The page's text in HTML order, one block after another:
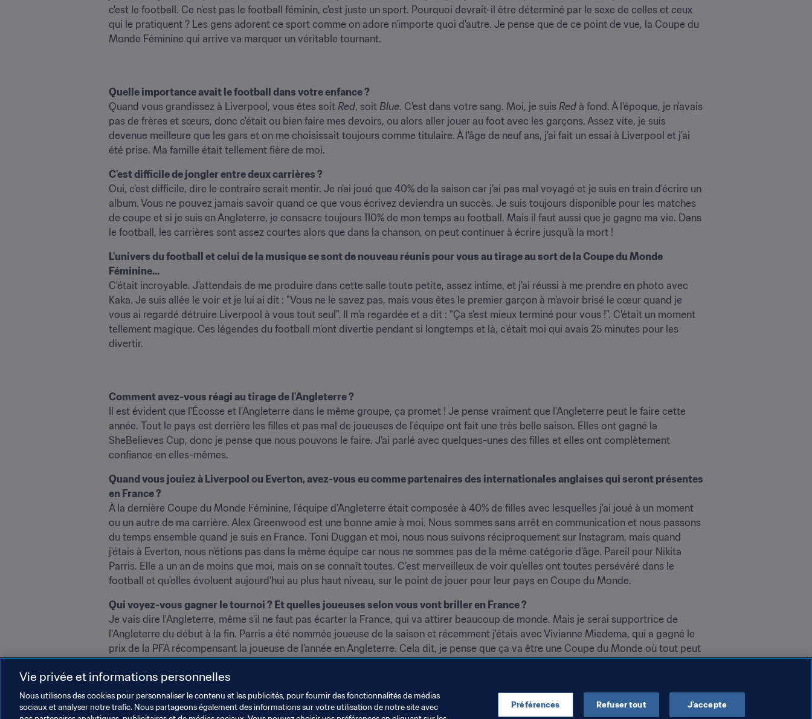
c'est le football. Ce n'est pas le football féminin, c'est juste un sport. Pourquoi devrait-il être déterminé par le sexe de celles et ceux
qui le pratiquent ? Les gens adorent ce sport comme on adore n'importe quoi d'autre. Je pense que de ce point de vue, la Coupe du
Monde Féminine qui arrive va marquer un véritable tournant.
Quelle importance avait le football dans votre enfance ?
Quand vous grandissez à Liverpool, vous êtes soit Red, soit Blue. C'est dans votre sang. Moi, je suis Red à fond. À l'époque, je n'avais
pas de frères et sœurs, donc c'était ou bien faire mes devoirs, ou alors aller jouer au foot avec les garçons. Assez vite, je suis
devenue meilleure que les gars et on me choisissait toujours comme titulaire. À l'âge de neuf ans, j'ai fait un essai à Liverpool et j'ai
été prise. Ma famille était tellement fière de moi.
C'est difficile de jongler entre deux carrières ?
Oui, c'est difficile, dire le contraire serait mentir. Je n'ai joué que 40% de la saison car j'ai pas mal voyagé et je suis en train d'écrire un
album. Vous ne pouvez jamais savoir quand ce que vous écrivez deviendra un succès. Je suis toujours disponible pour les matches
de coupe et si je suis en Angleterre, je consacre toujours 110% de mon temps au football. Mais il faut aussi que je gagne ma vie. Dans
le football, les carrières sont assez courtes alors que dans la chanson, on peut continuer à écrire jusqu'à la mort !
L'univers du football et celui de la musique se sont de nouveau réunis pour vous au tirage au sort de la Coupe du Monde
Féminine...
C'était incroyable. J'attendais de me produire dans cette salle toute petite, assez intime, et j'ai réussi à me prendre en photo avec
Kaka. Je suis allée le voir et je lui ai dit : "Vous ne le savez pas, mais vous êtes le premier garçon à m'avoir brisé le cœur quand je
vous ai regardé détruire Liverpool à vous tout seul". Il m'a regardée et a dit : "Ça s'est mieux terminé pour vous !". C'était un moment
tellement magique. Ces légendes du football m'ont divertie pendant si longtemps et là, c'était moi qui avais 25 minutes pour les
divertir.
Comment avez-vous réagi au tirage de l'Angleterre ?
Il est évident que l'Écosse et l'Angleterre dans le même groupe, ça promet ! Je pense vraiment que l'Angleterre peut le faire cette
année. Tout le pays est derrière les filles et pas mal de joueuses de l'équipe ont fait une très belle saison. Elles ont gagné la
SheBelieves Cup, donc je pense que nous pouvons le faire. J'ai parlé avec quelques-unes des filles et elles ont complètement
confiance en elles-mêmes.
Quand vous jouiez à Liverpool ou Everton, avez-vous eu comme partenaires des internationales anglaises qui seront présentes
en France ?
À la dernière Coupe du Monde Féminine, l'équipe d'Angleterre était composée à 40% de filles avec lesquelles j'ai joué à un moment
ou un autre de ma carrière. Alex Greenwood est une bonne amie à moi. Nous sommes sans arrêt en communication et nous passons
du temps ensemble quand je suis en France. Toni Duggan et moi, nous nous suivons réciproquement sur Instagram, mais quand
j'étais à Everton, nous n'étions pas dans la même équipe car nous ne sommes pas de la même catégorie d'âge. Pareil pour Nikita
Parris. Elle a un an de moins que moi, mais on se connaît toutes. C'est merveilleux de voir qu'elles ont toutes persévéré dans le
football et qu'elles évoluent aujourd'hui au plus haut niveau, sur le point de jouer pour leur pays en Coupe du Monde.
Qui voyez-vous gagner le tournoi ? Et quelles joueuses selon vous vont briller en France ?
Je vais dire l'Angleterre, même s'il ne faut pas écarter la France, qui va attirer beaucoup de monde. Mais je serai supportrice de
l'Angleterre du début à la fin. Parris a été nommée joueuse de la saison et récemment j'étais avec Vivianne Miedema, qui a gagné le
prix de la PFA récompensant la joueuse de l'année en Angleterre. Cela dit, je pense que ça va être une Coupe du Monde où tout peut
arriver.
Vie privée et informations personnelles
Nous utilisons des cookies pour personnaliser le contenu et les publicités, pour fournir des fonctionnalités de médias
sociaux et analyser notre trafic. Nous partageons également des informations sur votre utilisation de notre site avec
Préférences Refuser tout J’accepte